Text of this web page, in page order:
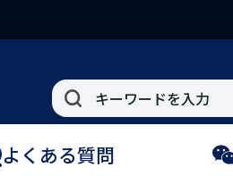
よくある質問